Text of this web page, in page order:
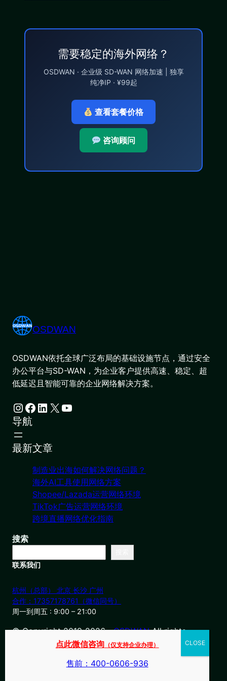
需要稳定的海外网络？
OSDWAN · 企业级 SD-WAN 网络加速 | 独享
纯净IP · ¥99起
查看套餐价格
咨询顾问
OSDWAN
OSDWAN依托全球广泛布局的基础设施节点，通过安全
办公平台与SD-WAN，为企业客户提供高速、稳定、超
低延迟且智能可靠的企业网络解决方案。
Instagram Facebook LinkedIn X YouTube
导航
最新文章
制造业出海如何解决网络问题？
海外AI工具使用网络方案
Shopee/Lazada运营网络环境
TikTok广告运营网络环境
跨境直播网络优化指南
搜索
联系我们
杭州（总部） 北京 长沙 广州
合作：17357178761（微信同号）
周一到周五 : 9:00 – 21:00
© Copyright 2019-2026・OSDWANAll rights
点此微信咨询 （仅支持企业办理）
售前：400-0606-936